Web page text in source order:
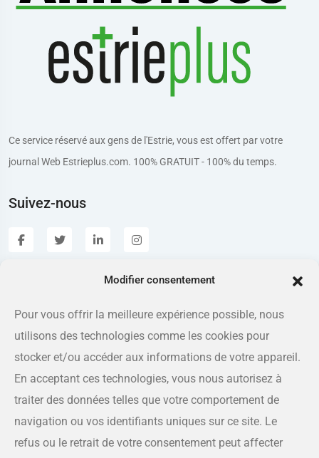
Modifier consentement
Pour vous offrir la meilleure expérience possible, nous
utilisons des technologies comme les cookies pour
stocker et/ou accéder aux informations de votre appareil.
En acceptant ces technologies, vous nous autorisez à
traiter des données telles que votre comportement de
navigation ou vos identifiants uniques sur ce site. Le
refus ou le retrait de votre consentement peut affecter
Ce service réservé aux gens de l'Estrie, vous est offert par votre
journal Web Estrieplus.com. 100% GRATUIT - 100% du temps.
Suivez-nous
Adresse
175 rue Queen, Sherbrooke QC J1L 1K1
Téléphone
819-566-8810